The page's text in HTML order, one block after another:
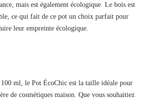
mais est également écologique. Le bois est
ce qui fait de ce pot un choix parfait pour
leur empreinte écologique.
100 ml, le Pot ÉcoChic est la taille idéale pour
de cosmétiques maison. Que vous souhaitiez